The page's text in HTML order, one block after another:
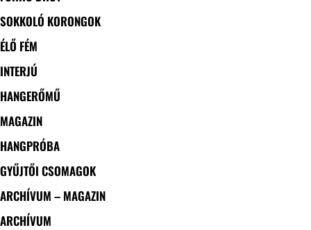
SOKKOLÓ KORONGOK
ÉLŐ FÉM
INTERJÚ
HANGERŐMŰ
MAGAZIN
HANGPRÓBA
GYŰJTŐI CSOMAGOK
ARCHÍVUM – MAGAZIN
ARCHÍVUM